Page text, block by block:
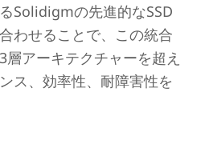
Solidigmの先進的なSSD
わせることで、この統合
アーキテクチャーを超え
ス、効率性、耐障害性を